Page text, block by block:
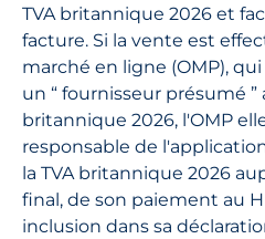
TVA britannique 2026 et
facture. Si la vente est
marché en ligne (OMP),
un “ fournisseur présumé ”
britannique 2026, l'OMP
responsable de
la TVA britannique 2026
final, de son paiement au
inclusion dans sa